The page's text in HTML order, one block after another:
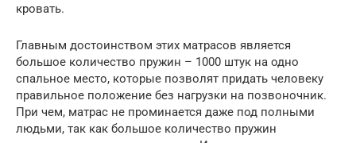
кровать.
Главным достоинством этих матрасов является
большое количество пружин – 1000 штук на одно
спальное место, которые позволят придать человеку
правильное положение без нагрузки на позвоночник.
При чем, матрас не проминается даже под полными
людьми, так как большое количество пружин